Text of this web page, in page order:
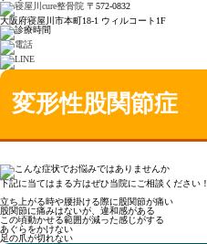
〒572-0832
大阪府寝屋川市本町18-1 ウィルコート1F
変形性股関節症
下記に当てはまる方はぜひ当院にご相談ください！
立ち上がる時や腰掛ける際に股関節が痛い
股関節に痛みはないが、違和感がある
この頃動かせる範囲が減った感じがする
あぐらをかけない
足の爪が切れない